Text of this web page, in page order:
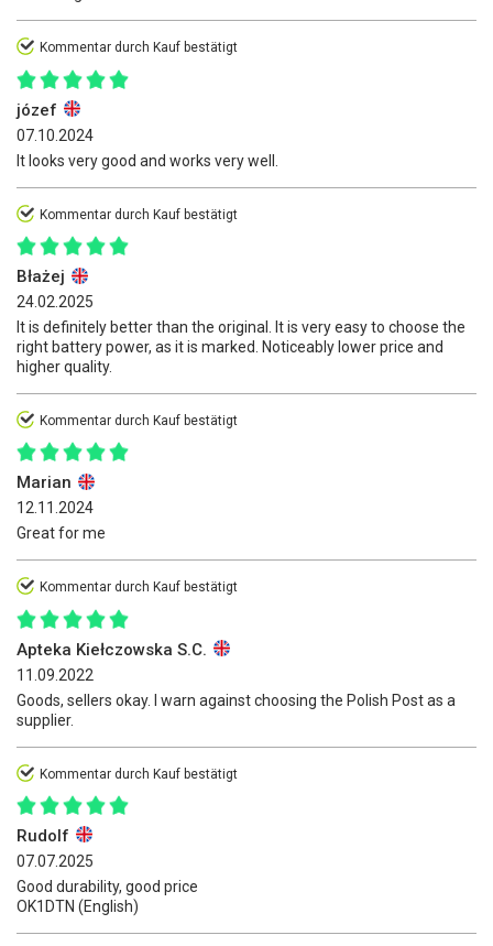
Kommentar durch Kauf bestätigt
józef
07.10.2024
It looks very good and works very well.
Kommentar durch Kauf bestätigt
Błażej
24.02.2025
It is definitely better than the original. It is very easy to choose the
right battery power, as it is marked. Noticeably lower price and
higher quality.
Kommentar durch Kauf bestätigt
Marian
12.11.2024
Great for me
Kommentar durch Kauf bestätigt
Apteka Kiełczowska S.C.
11.09.2022
Goods, sellers okay. I warn against choosing the Polish Post as a
supplier.
Kommentar durch Kauf bestätigt
Rudolf
07.07.2025
Good durability, good price
OK1DTN (English)